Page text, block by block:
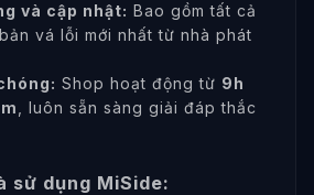
và cập nhật: Bao gồm tất cả
vá lỗi mới nhất từ nhà phát
Shop hoạt động từ 9h
, luôn sẵn sàng giải đáp thắc
sử dụng MiSide: